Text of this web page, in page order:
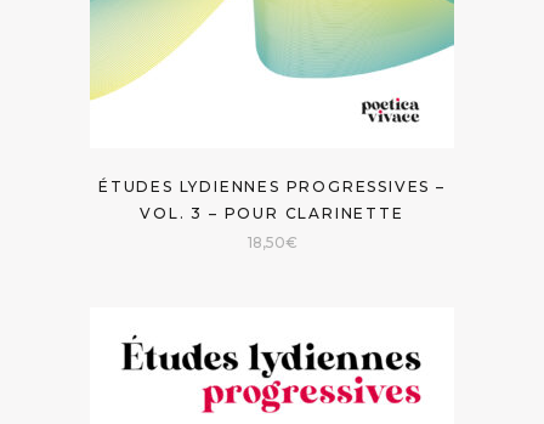
ÉTUDES LYDIENNES PROGRESSIVES –
VOL. 3 – POUR CLARINETTE
18,50€